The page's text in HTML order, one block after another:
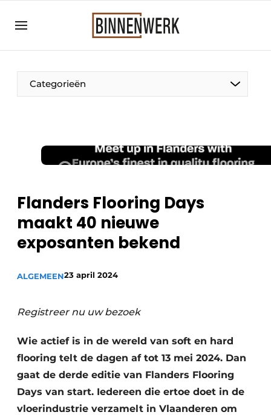
Aanmelden
Bedrijven
Binnenwerk | Hét magazine voor de
Direct contact
Meest gelezen
Nieuwsbrief
Vacature aanmelden
Video’s
Categorieën
Flanders Flooring Days
maakt 40 nieuwe
exposanten bekend
ALGEMEEN23 april 2024
Registreer nu uw bezoek
Wie actief is in de wereld van soft en hard
flooring telt de dagen af tot 13 mei 2024. Dan
gaat de derde editie van Flanders Flooring
Days van start. Iedereen die ertoe doet in de
vloerindustrie verzamelt in Vlaanderen om